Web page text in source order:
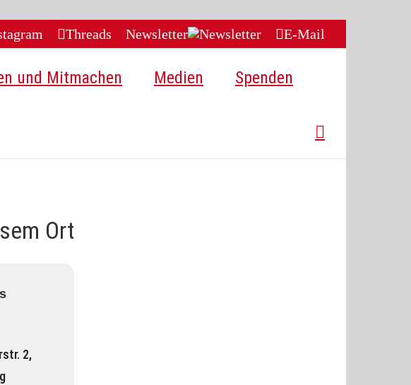
Threads Newsletter E-Mail
und Mitmachen Medien Spenden
Ort
2,